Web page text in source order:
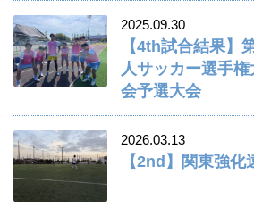
2025.09.30
【4th試合結果】
人サッカー選手
会予選大会
2026.03.13
【2nd】関東強化